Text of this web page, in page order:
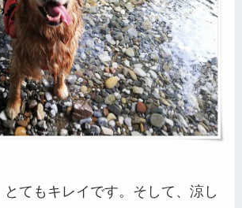
とてもキレイです。そして、涼し